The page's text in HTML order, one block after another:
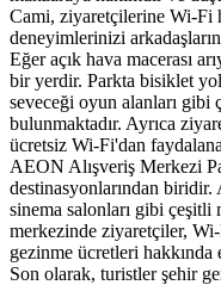
Cami, ziyaretçilerine Wi-Fi
deneyimlerinizi
Eğer açık hava macerası
bir yerdir. Parkta bisiklet
seveceği oyun alanları gibi
bulunmaktadır. Ayrıca
ücretsiz Wi-Fi'dan
AEON Alışveriş Merkezi
destinasyonlarından biridir.
sinema salonları gibi çeşitli
merkezinde ziyaretçiler,
gezinme ücretleri
Son olarak, turistler şehir